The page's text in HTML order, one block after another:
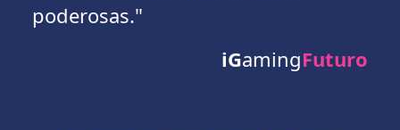
poderosas."
iGamingFuturo